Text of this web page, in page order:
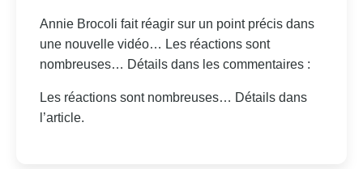
Annie Brocoli fait réagir sur un point précis dans
une nouvelle vidéo… Les réactions sont
nombreuses… Détails dans les commentaires :
Les réactions sont nombreuses… Détails dans
l’article.